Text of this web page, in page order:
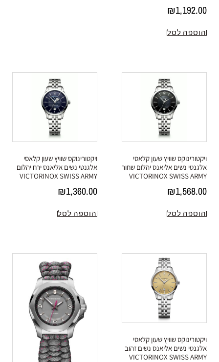
₪1,192.00
הוספה לסל
ויקטורינוקס שוויץ שעון קלאסי
אלגנטי נשים אליאנס יהלום שחור
VICTORINOX SWISS ARMY
₪1,568.00
הוספה לסל
ויקטורינוקס שוויץ שעון קלאסי
אלגנטי נשים אליאנס ירח יהלום
VICTORINOX SWISS ARMY
₪1,360.00
הוספה לסל
ויקטורינוקס שוויץ שעון קלאסי
אלגנטי נשים אליאנס נשים זהוב
VICTORINOX SWISS ARMY